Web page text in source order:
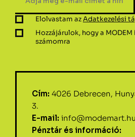
Elolvastam azAdatkezelési
Hozzájárulok, hogy a
számomra
Cím: 4026 Debrecen,
3.
E-mail: info@modemart.hu
Pénztár és információ: